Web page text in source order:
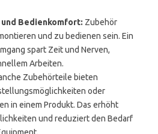
Bedienkomfort: Zubehör
und zu bedienen sein. Ein
spart Zeit und Nerven,
Arbeiten.
Zubehörteile bieten
oder
in einem Produkt. Das erhöht
und reduziert den Bedarf